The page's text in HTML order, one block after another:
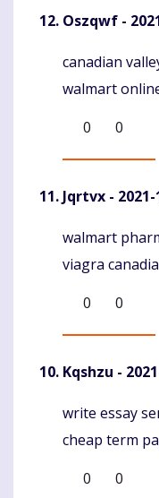
Oszqwf -
Komentaras
canadian
walmart
0
0
Jqrtvx -
Komentaras
walmart
viagra
0
0
Kqshzu -
Komentaras
write essay
cheap term
0
0